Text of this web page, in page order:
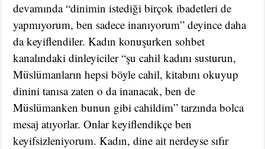
devamında “dinimin istediği birçok ibadetleri de
yapmıyorum, ben sadece inanıyorum” deyince daha
da keyiflendiler. Kadın konuşurken sohbet
kanalındaki dinleyiciler “şu cahil kadını susturun,
Müslümanların hepsi böyle cahil, kitabını okuyup
dinini tanısa zaten o da inanacak, ben de
Müslümanken bunun gibi cahildim” tarzında bolca
mesaj atıyorlar. Onlar keyiflendikçe ben
keyifsizleniyorum. Kadın, dine ait nerdeyse sıfır